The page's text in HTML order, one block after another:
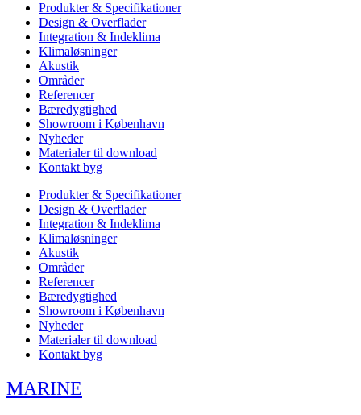
Produkter & Specifikationer
Design & Overflader
Integration & Indeklima
Klimaløsninger
Akustik
Områder
Referencer
Bæredygtighed
Showroom i København
Nyheder
Materialer til download
Kontakt byg
Produkter & Specifikationer
Design & Overflader
Integration & Indeklima
Klimaløsninger
Akustik
Områder
Referencer
Bæredygtighed
Showroom i København
Nyheder
Materialer til download
Kontakt byg
MARINE